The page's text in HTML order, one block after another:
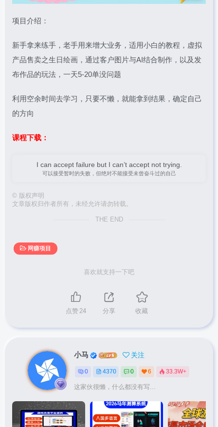
项目介绍：
新手拿来练手，老手用来增大业务，适用小白的教程，虚拟
产品售卖之生日绘画，通过客户图片与AI结合制作，以及发
布作品的玩法，一天5-20单没问题
利用空余时间去学习，只要不懒，就能拿到结果，确定自己
的方向
课程下载：
I can accept failure but I can’t accept not trying.
可以接受暂时的失败，但绝对不能接受未曾奋斗过的自己
© 版权声明
文章版权归作者所有，未经允许请勿转载。
THE END
网赚项目
喜欢就支持一下吧
点赞24 分享 收藏
小马 关注
0 4370 0 6 33.3W+
这家伙很懒，什么都没有写...